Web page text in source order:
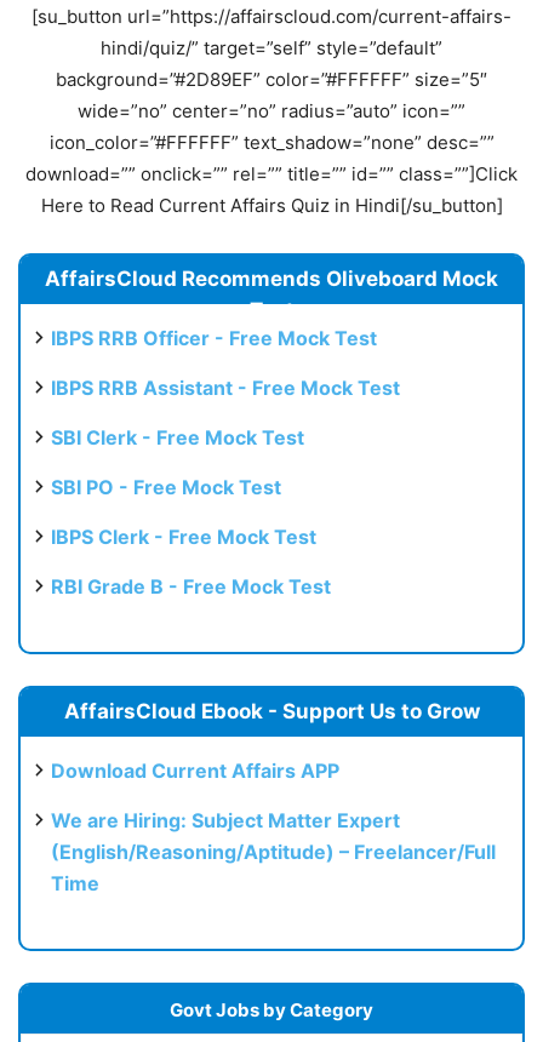
[su_button url=”https://affairscloud.com/current-affairs-
hindi/quiz/” target=”self” style=”default”
background=”#2D89EF” color=”#FFFFFF” size=”5″
wide=”no” center=”no” radius=”auto” icon=””
icon_color=”#FFFFFF” text_shadow=”none” desc=””
download=”” onclick=”” rel=”” title=”” id=”” class=””]Click
Here to Read Current Affairs Quiz in Hindi[/su_button]
AffairsCloud Recommends Oliveboard Mock
Test
IBPS RRB Officer - Free Mock Test
IBPS RRB Assistant - Free Mock Test
SBI Clerk - Free Mock Test
SBI PO - Free Mock Test
IBPS Clerk - Free Mock Test
RBI Grade B - Free Mock Test
AffairsCloud Ebook - Support Us to Grow
Download Current Affairs APP
We are Hiring: Subject Matter Expert
(English/Reasoning/Aptitude) – Freelancer/Full
Time
Govt Jobs by Category